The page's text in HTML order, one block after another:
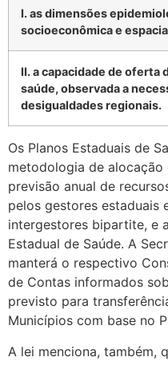
I. as dimensões
socioeconômica e
II. a capacidade de oferta
saúde, observada a
desigualdades regionais.
Os Planos Estaduais de
metodologia de alocação
previsão anual de
pelos gestores estaduais
intergestores bipartite, e
Estadual de Saúde. A
manterá o respectivo
de Contas informados
previsto para
Municípios com base no
A lei menciona, também,